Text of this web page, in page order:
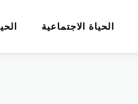
الحياة الاجتماعية